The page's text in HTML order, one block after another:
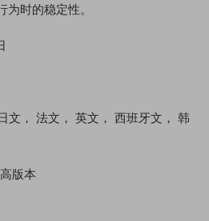
为时的稳定性。
文， 法文， 英文， 西班牙文， 韩
版本